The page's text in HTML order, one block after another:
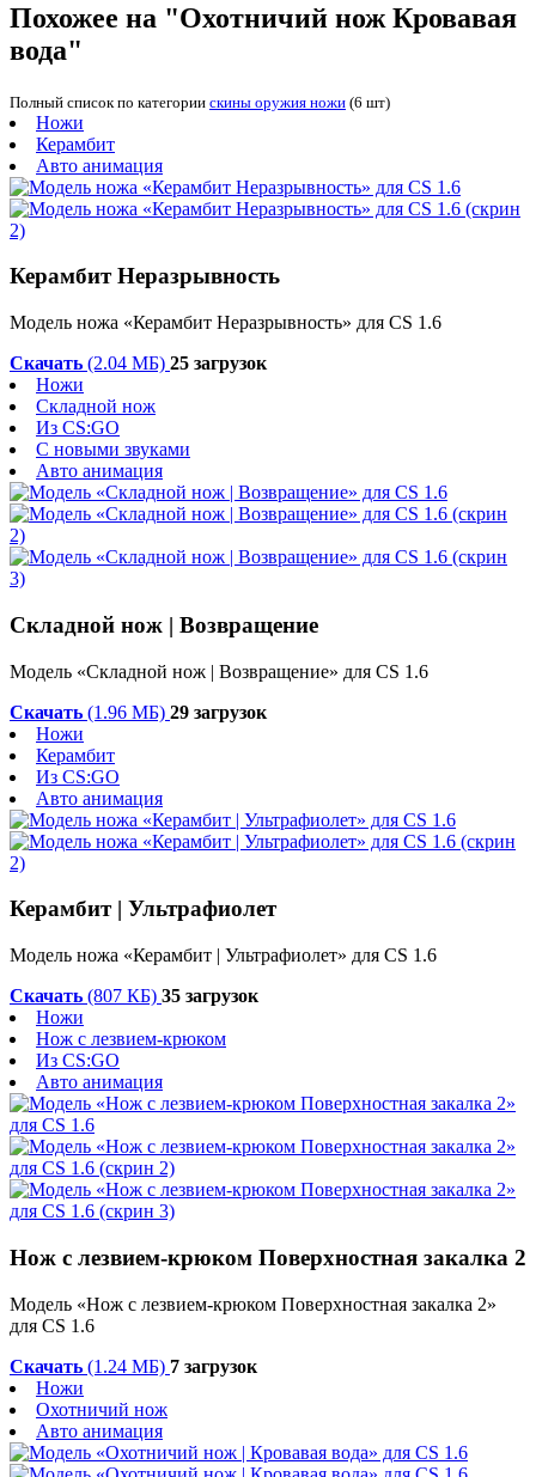
Похожее на "Охотничий нож Кровавая
вода"
Полный список по категории скины оружия ножи (6 шт)
Ножи
Керамбит
Авто анимация
Керамбит Неразрывность
Модель ножа «Керамбит Неразрывность» для CS 1.6
Скачать (2.04 МБ) 25 загрузок
Ножи
Складной нож
Из CS:GO
С новыми звуками
Авто анимация
Складной нож | Возвращение
Модель «Складной нож | Возвращение» для CS 1.6
Скачать (1.96 МБ) 29 загрузок
Ножи
Керамбит
Из CS:GO
Авто анимация
Керамбит | Ультрафиолет
Модель ножа «Керамбит | Ультрафиолет» для CS 1.6
Скачать (807 КБ) 35 загрузок
Ножи
Нож с лезвием-крюком
Из CS:GO
Авто анимация
Нож с лезвием-крюком Поверхностная закалка 2
Модель «Нож с лезвием-крюком Поверхностная закалка 2»
для CS 1.6
Скачать (1.24 МБ) 7 загрузок
Ножи
Охотничий нож
Авто анимация